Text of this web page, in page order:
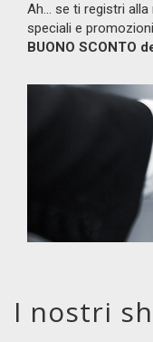
Ah... se ti registri
speciali e
BUONO SCONTO
I nostri